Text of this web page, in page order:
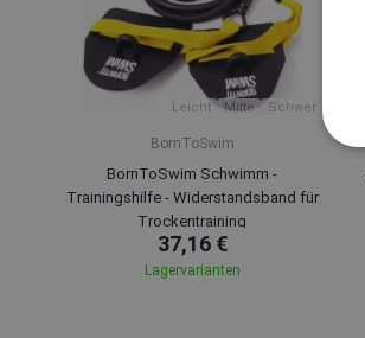
Leicht Mitte Schwer
BornToSwim
BornToSwim Schwimm -
Trainingshilfe - Widerstandsband für
Trockentraining
37,16 €
Lagervarianten